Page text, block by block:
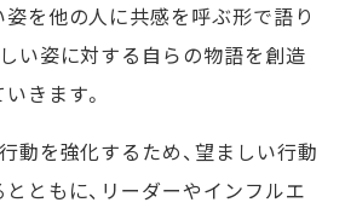
を他の人に共感を呼ぶ形で語り
い姿に対する自らの物語を創造
きます。
動を強化するため、望ましい行動
ともに、リーダーやインフルエ